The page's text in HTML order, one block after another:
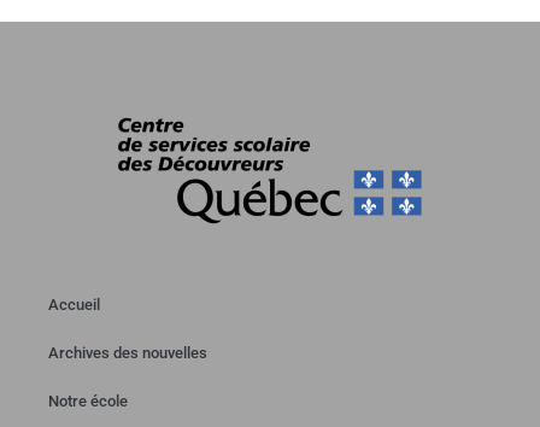
Accueil
Archives des nouvelles
Notre école